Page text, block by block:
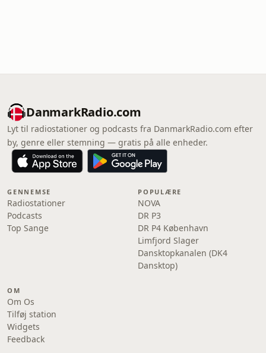
DanmarkRadio.com
Lyt til radiostationer og podcasts fra DanmarkRadio.com efter
by, genre eller stemning — gratis på alle enheder.
GENNEMSE
Radiostationer
Podcasts
Top Sange
POPULÆRE
NOVA
DR P3
DR P4 København
Limfjord Slager
Dansktopkanalen (DK4
Dansktop)
OM
Om Os
Tilføj station
Widgets
Feedback